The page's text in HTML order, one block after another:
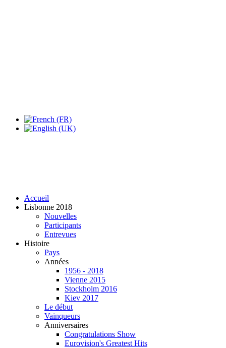
Accueil
Lisbonne 2018
Nouvelles
Participants
Entrevues
Histoire
Pays
Années
1956 - 2018
Vienne 2015
Stockholm 2016
Kiev 2017
Le début
Vainqueurs
Anniversaires
Congratulations Show
Eurovision's Greatest Hits